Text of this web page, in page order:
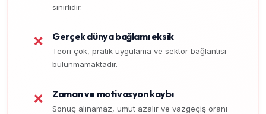
sınırlıdır.
❌ Gerçek dünya bağlamı eksik
Teori çok, pratik uygulama ve sektör bağlantısı
bulunmamaktadır.
❌ Zaman ve motivasyon kaybı
Sonuç alınamaz, umut azalır ve vazgeçiş oranı